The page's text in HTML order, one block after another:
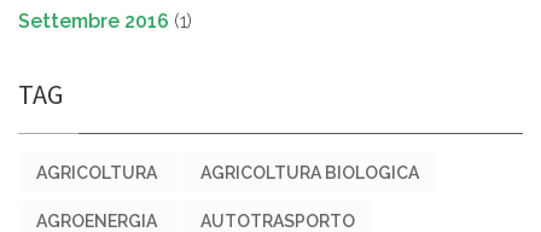
Settembre 2016 (1)
TAG
AGRICOLTURA AGRICOLTURA BIOLOGICA
AGROENERGIA AUTOTRASPORTO